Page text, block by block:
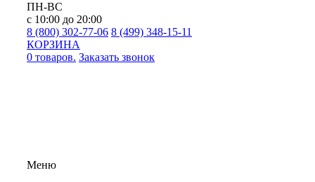
ПН-ВС
с 10:00 до 20:00
8 (800) 302-77-06 8 (499) 348-15-11
КОРЗИНА
0 товаров. Заказать звонок
Меню